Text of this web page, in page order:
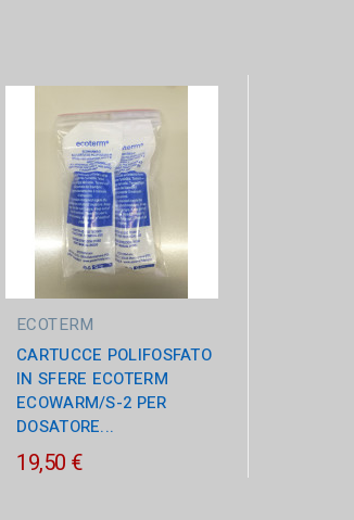
ECOTERM
CARTUCCE POLIFOSFATO
IN SFERE ECOTERM
ECOWARM/S-2 PER
DOSATORE...
19,50 €